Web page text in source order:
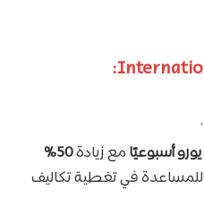
.
مع زيادة
50%
للمساعدة في تغطية تكاليف